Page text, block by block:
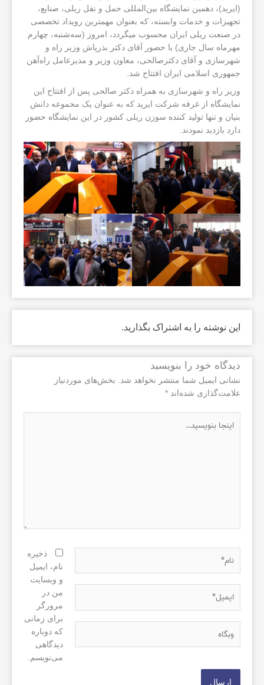
(ایرید)، دهمین نمایشگاه‌ بین‌المللی حمل‌ و نقل ریلی، صنایع،
تجهیزات و خدمات وابسته، که بعنوان مهمترین رویداد تخصصی
در صنعت ریلی ایران محسوب میگردد، امروز (سه‌شنبه، چهارم
مهرماه سال جاری) با حضور آقای دکتر بذرپاش وزیر راه و
شهرسازی و آقای دکترصالحی، معاون وزیر و مدیرعامل راه‌آهن
جمهوری اسلامی ایران افتتاح شد.
وزیر راه و شهرسازی به همراه دکتر صالحی پس از افتتاح این
نمایشگاه از غرفه شرکت ایرید که به عنوان یک مجموعه دانش
بنیان و تنها تولید کننده سوزن ریلی کشور در این نمایشگاه حضور
دارد بازدید نمودند.
این نوشته را به اشتراک بگذارید.
دیدگاه‌ خود را بنویسید
نشانی ایمیل شما منتشر نخواهد شد. بخش‌های موردنیاز
علامت‌گذاری شده‌اند *
بنویسید…
ذخیره
نام، ایمیل
و وبسایت
من در
مرورگر
برای زمانی
که دوباره
دیدگاهی
می‌نویسم.